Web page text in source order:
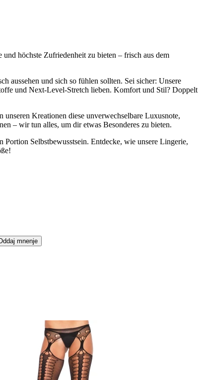
höchste Zufriedenheit zu bieten – frisch aus dem
aussehen und sich so fühlen sollten. Sei sicher: Unsere
und Next-Level-Stretch lieben. Komfort und Stil? Doppelt
Kreationen diese unverwechselbare Luxusnote,
– wir tun alles, um dir etwas Besonderes zu bieten.
Portion Selbstbewusstsein. Entdecke, wie unsere Lingerie,
mnenje